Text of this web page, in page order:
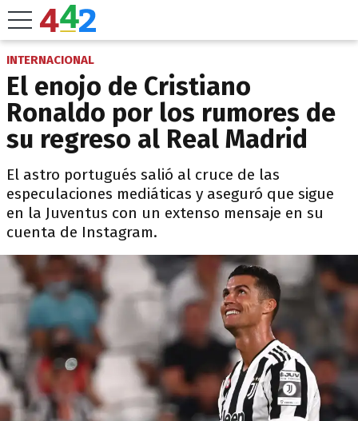
INTERNACIONAL
El enojo de Cristiano
Ronaldo por los rumores de
su regreso al Real Madrid
El astro portugués salió al cruce de las
especulaciones mediáticas y aseguró que sigue
en la Juventus con un extenso mensaje en su
cuenta de Instagram.